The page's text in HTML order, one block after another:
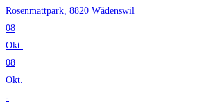
Rosenmattpark, 8820 Wädenswil
08
Okt.
08
Okt.
-